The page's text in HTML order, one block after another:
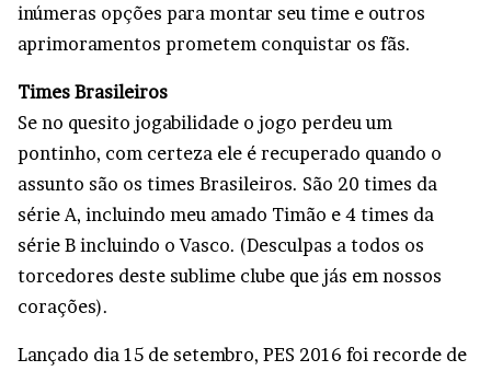
inúmeras opções para montar seu time e outros
aprimoramentos prometem conquistar os fãs.
Times Brasileiros
Se no quesito jogabilidade o jogo perdeu um
pontinho, com certeza ele é recuperado quando o
assunto são os times Brasileiros. São 20 times da
série A, incluindo meu amado Timão e 4 times da
série B incluindo o Vasco. (Desculpas a todos os
torcedores deste sublime clube que jás em nossos
corações).
Lançado dia 15 de setembro, PES 2016 foi recorde de